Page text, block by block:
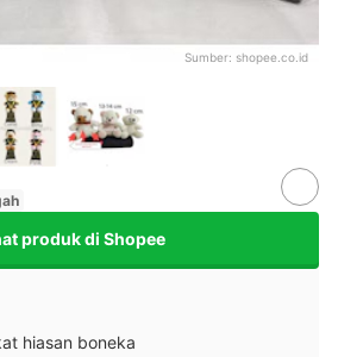
Sumber: shopee.co.id
produk di Shopee
hiasan boneka